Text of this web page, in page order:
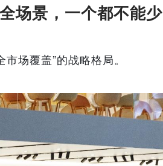
场景，一个都不能少
场覆盖”的战略格局。